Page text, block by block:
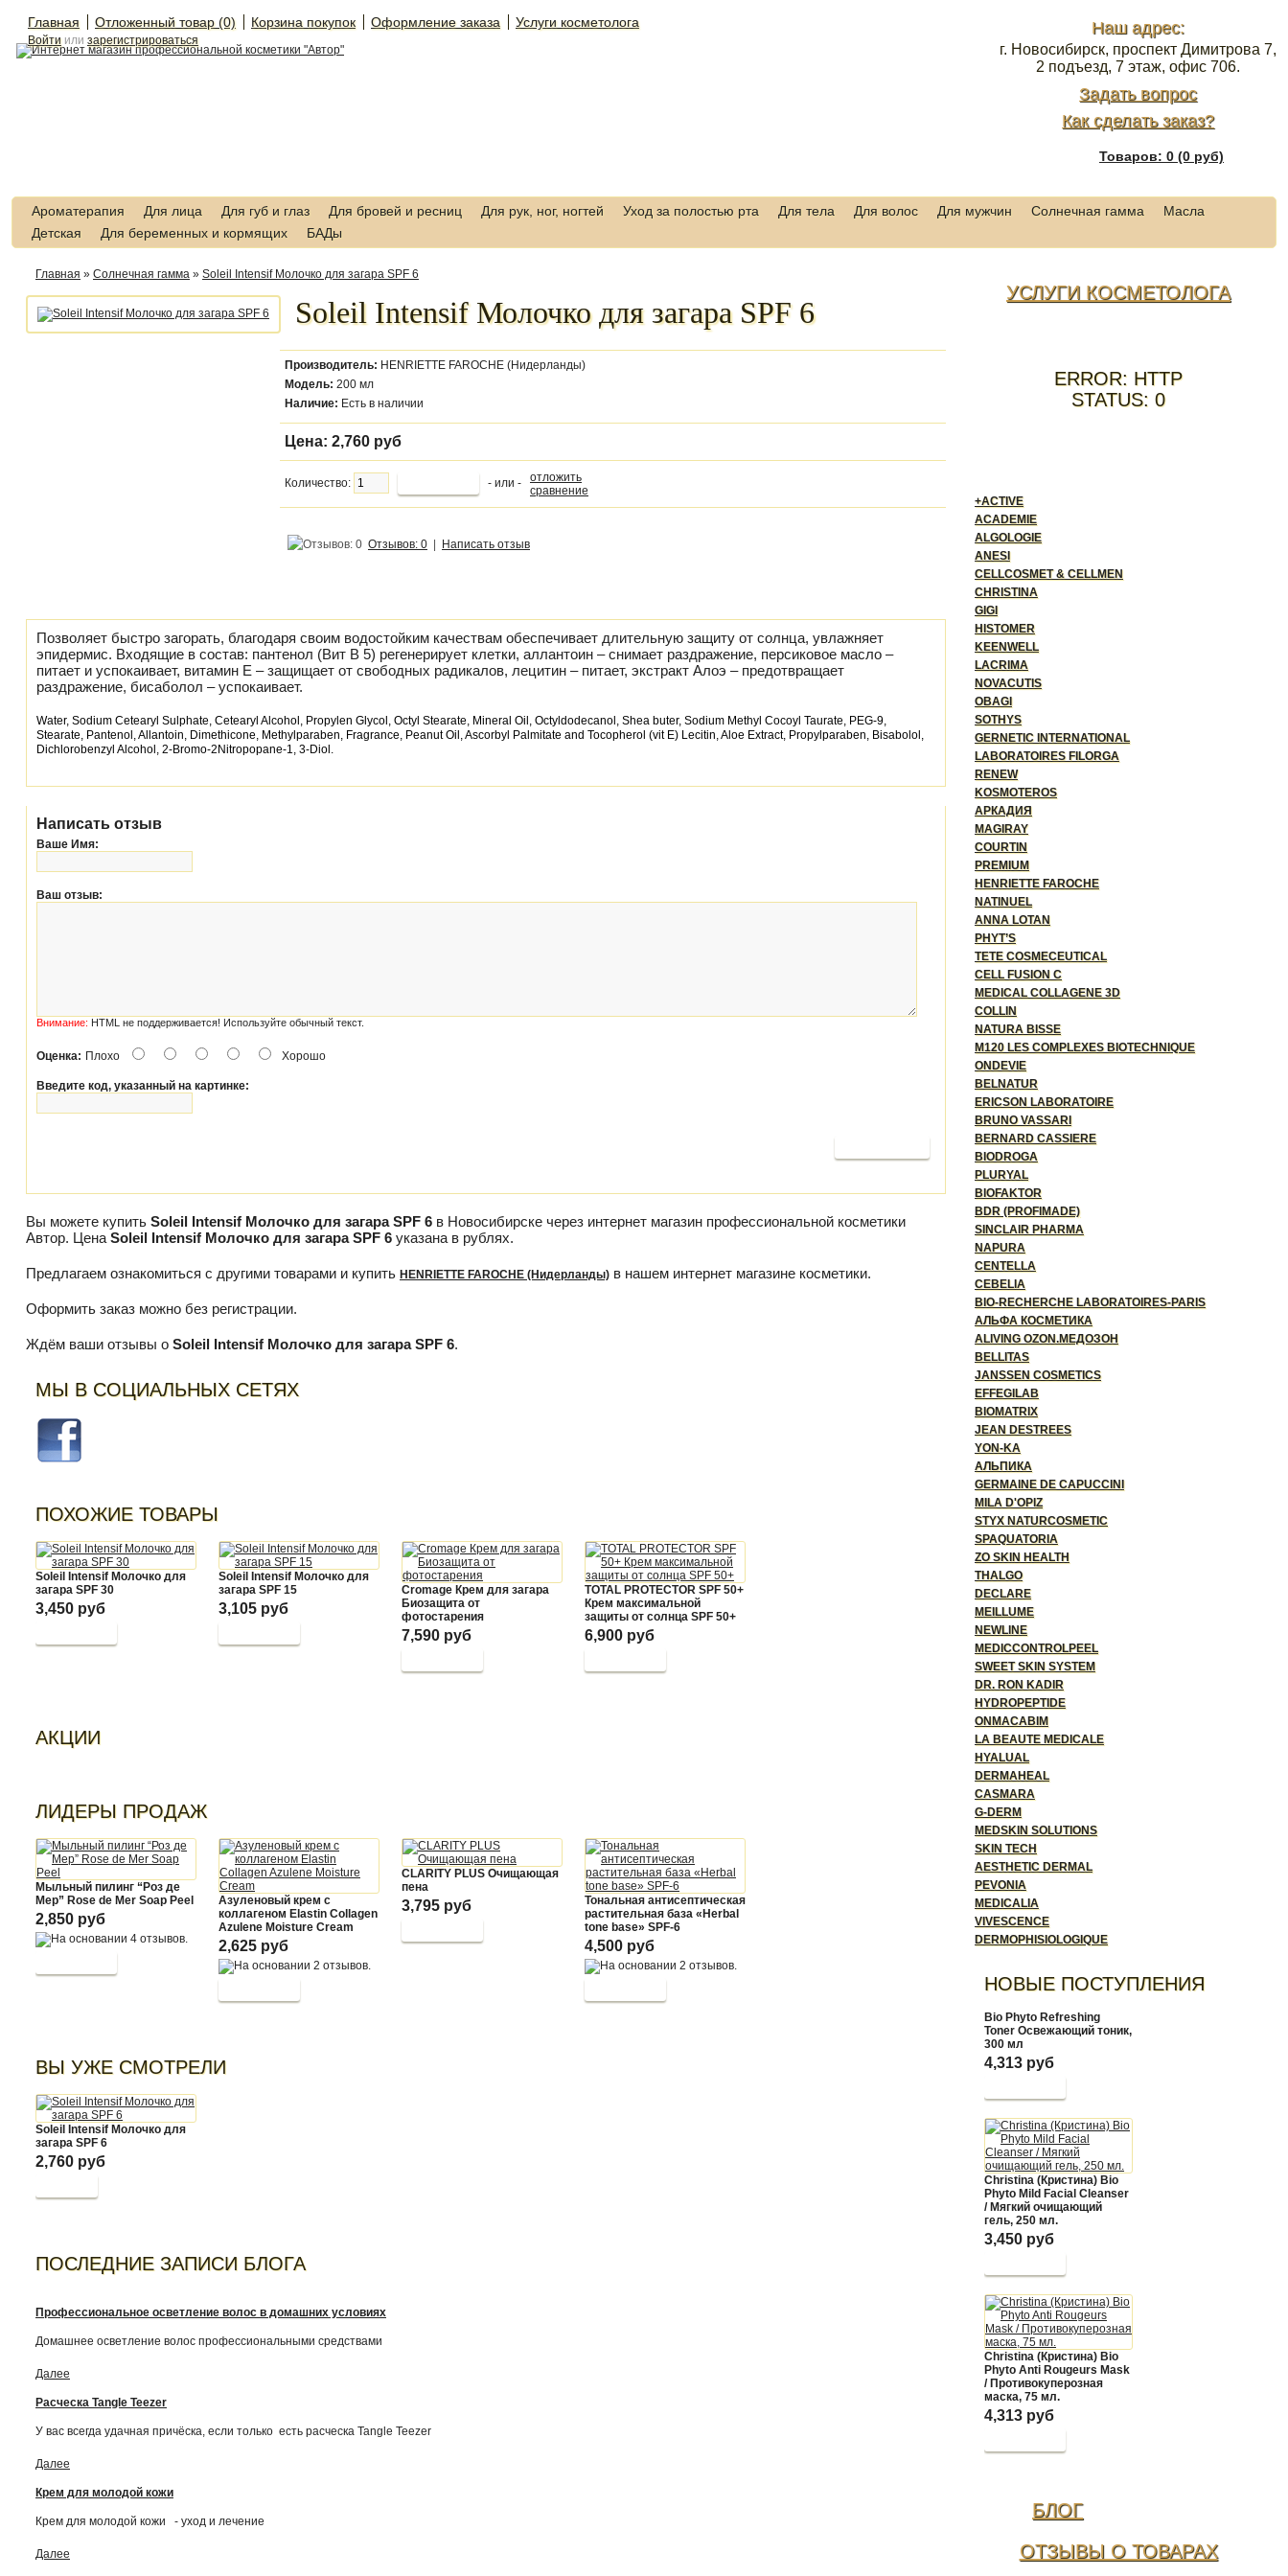
Товаров: 0 (0 руб)
Наш адрес:
г. Новосибирск, проспект Димитрова 7,
2 подъезд, 7 этаж, офис 706.
Задать вопрос
Как сделать заказ?
Войти или зарегистрироваться
Главная Отложенный товар (0) Корзина покупок Оформление заказа Услуги косметолога
Ароматерапия Для лица Для губ и глаз Для бровей и ресниц Для рук, ног, ногтей Уход за полостью рта Для тела Для волос Для мужчин Солнечная гамма
Масла
Детская
Для беременных и кормящих БАДы
Главная » Солнечная гамма » Soleil Intensif Молочко для загара SPF 6
Soleil Intensif Молочко для загара SPF 6
Производитель: HENRIETTE FAROCHE (Нидерланды)
Модель: 200 мл
Наличие: Есть в наличии
Цена: 2,760 руб
Количество: - или -
отложить
сравнение
Отзывов: 0 Написать отзыв
Позволяет быстро загорать, благодаря своим водостойким качествам обеспечивает длительную защиту от солнца, увлажняет
эпидермис. Входящие в состав: пантенол (Вит В 5) регенерирует клетки, аллантоин – снимает раздражение, персиковое масло –
питает и успокаивает, витамин Е – защищает от свободных радикалов, лецитин – питает, экстракт Алоэ – предотвращает
раздражение, бисаболол – успокаивает.
Water, Sodium Cetearyl Sulphate, Cetearyl Alcohol, Propylen Glycol, Octyl Stearate, Mineral Oil, Octyldodecanol, Shea buter, Sodium Methyl Cocoyl Taurate, PEG-9,
Stearate, Pantenol, Allantoin, Dimethicone, Methylparaben, Fragrance, Peanut Oil, Ascorbyl Palmitate and Tocopherol (vit E) Lecitin, Aloe Extract, Propylparaben, Bisabolol,
Dichlorobenzyl Alcohol, 2-Bromo-2Nitropopane-1, 3-Diol.
Написать отзыв
Ваше Имя:
Ваш отзыв:
Внимание: HTML не поддерживается! Используйте обычный текст.
Оценка: Плохо Хорошо
Введите код, указанный на картинке:
Вы можете купить Soleil Intensif Молочко для загара SPF 6 в Новосибирске через интернет магазин профессиональной косметики
Автор. Цена Soleil Intensif Молочко для загара SPF 6 указана в рублях.
Предлагаем ознакомиться с другими товарами и купить HENRIETTE FAROCHE (Нидерланды) в нашем интернет магазине косметики.
Оформить заказ можно без регистрации.
Ждём ваши отзывы о Soleil Intensif Молочко для загара SPF 6.
МЫ В СОЦИАЛЬНЫХ СЕТЯХ
ПОХОЖИЕ ТОВАРЫ
Soleil Intensif Молочко для
загара SPF 30
3,450 руб
Soleil Intensif Молочко для
загара SPF 15
3,105 руб
Cromage Крем для загара
Биозащита от
фотостарения
7,590 руб
TOTAL PROTECTOR SPF 50+
Крем максимальной
защиты от солнца SPF 50+
6,900 руб
АКЦИИ
ЛИДЕРЫ ПРОДАЖ
Мыльный пилинг “Роз де
Мер” Rose de Mer Soap Peel
2,850 руб
Азуленовый крем с
коллагеном Elastin Collagen
Azulene Moisture Cream
2,625 руб
CLARITY PLUS Очищающая
пена
3,795 руб
Тональная антисептическая
растительная база «Herbal
tone base» SPF-6
4,500 руб
ВЫ УЖЕ СМОТРЕЛИ
Soleil Intensif Молочко для
загара SPF 6
2,760 руб
ПОСЛЕДНИЕ ЗАПИСИ БЛОГА
Профессиональное осветление волос в домашних условиях
Домашнее осветление волос профессиональными средствами
Далее
Расческа Tangle Teezer
У вас всегда удачная причёска, если только есть расческа Tangle Teezer
Далее
Крем для молодой кожи
Крем для молодой кожи - уход и лечение
Далее
УСЛУГИ КОСМЕТОЛОГА
ERROR: HTTP
STATUS: 0
+ACTIVE
ACADEMIE
ALGOLOGIE
ANESI
CELLCOSMET & CELLMEN
CHRISTINA
GIGI
HISTOMER
KEENWELL
LACRIMA
NOVACUTIS
OBAGI
SOTHYS
GERNETIC INTERNATIONAL
LABORATOIRES FILORGA
RENEW
KOSMOTEROS
АРКАДИЯ
MAGIRAY
COURTIN
PREMIUM
HENRIETTE FAROCHE
NATINUEL
ANNA LOTAN
PHYT’S
TETE COSMECEUTICAL
CELL FUSION C
MEDICAL COLLAGENE 3D
COLLIN
NATURA BISSE
M120 LES COMPLEXES BIOTECHNIQUE
ONDEVIE
BELNATUR
ERICSON LABORATOIRE
BRUNO VASSARI
BERNARD CASSIERE
BIODROGA
PLURYAL
BIOFAKTOR
BDR (PROFIMADE)
SINCLAIR PHARMA
NAPURA
CENTELLA
CEBELIA
BIO-RECHERCHE LABORATOIRES-PARIS
АЛЬФА КОСМЕТИКА
ALIVING OZON.МЕДОЗОН
BELLITAS
JANSSEN COSMETICS
EFFEGILAB
BIOMATRIX
JEAN DESTREES
YON-KA
АЛЬПИКА
GERMAINE DE CAPUCCINI
MILA D'OPIZ
STYX NATURCOSMETIC
SPAQUATORIA
ZO SKIN HEALTH
THALGO
DECLARE
MEILLUME
NEWLINE
MEDICCONTROLPEEL
SWEET SKIN SYSTEM
DR. RON KADIR
HYDROPEPTIDE
ONMACABIM
LA BEAUTE MEDICALE
HYALUAL
DERMAHEAL
CASMARA
G-DERM
MEDSKIN SOLUTIONS
SKIN TECH
AESTHETIC DERMAL
PEVONIA
MEDICALIA
VIVESCENCE
DERMOPHISIOLOGIQUE
НОВЫЕ ПОСТУПЛЕНИЯ
Bio Phyto Refreshing
Toner Освежающий тоник,
300 мл
4,313 руб
Christina (Кристина) Bio
Phyto Mild Facial Cleanser
/ Мягкий очищающий
гель, 250 мл.
3,450 руб
Christina (Кристина) Bio
Phyto Anti Rougeurs Mask
/ Противокуперозная
маска, 75 мл.
4,313 руб
БЛОГ
ОТЗЫВЫ О ТОВАРАХ